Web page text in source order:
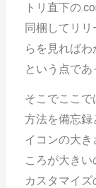
トリ直下の
同梱してリ
らを見ればわ
という点であ
そこでここ
方法を備忘録
イコンの大
ころが大き
カスタマイズ